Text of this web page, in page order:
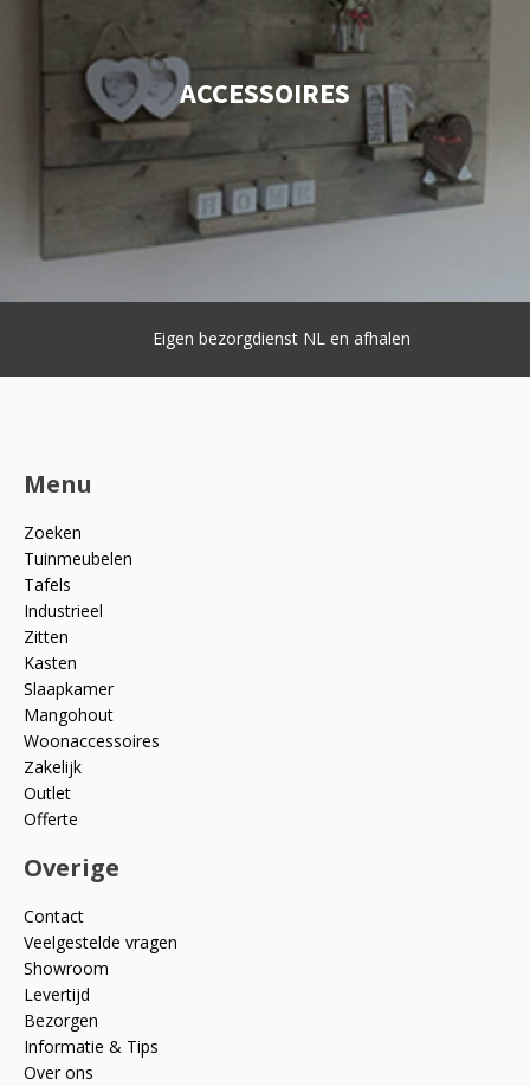
ACCESSOIRES
Eigen bezorgdienst NL en afhalen
Menu
Zoeken
Tuinmeubelen
Tafels
Industrieel
Zitten
Kasten
Slaapkamer
Mangohout
Woonaccessoires
Zakelijk
Outlet
Offerte
Overige
Contact
Veelgestelde vragen
Showroom
Levertijd
Bezorgen
Informatie & Tips
Over ons